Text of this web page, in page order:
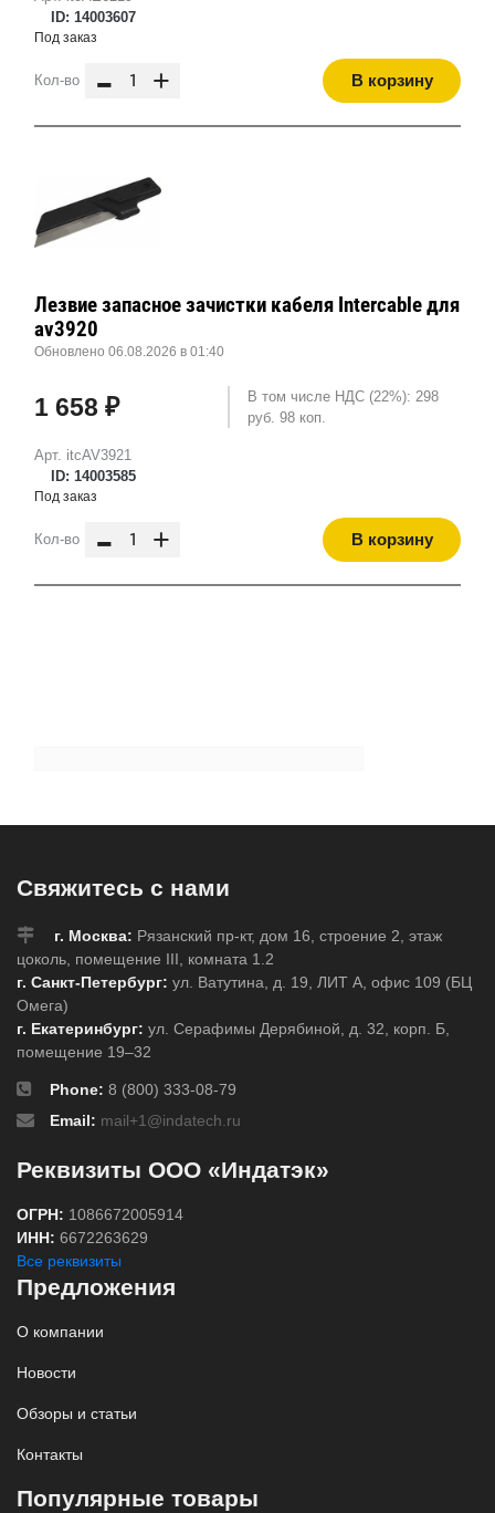
ID: 14003607
Под заказ
Кол-во - + В корзину
Арт. itcAV3921
ID: 14003585
Лезвие запасное зачистки кабеля Intercable для
av3920
Обновлено 06.08.2026 в 01:40
1 658 ₽
В том числе НДС (22%): 298
руб. 98 коп.
Под заказ
Кол-во - + В корзину
Свяжитесь с нами
г. Москва: Рязанский пр-кт, дом 16, строение 2, этаж
цоколь, помещение III, комната 1.2
г. Санкт-Петербург: ул. Ватутина, д. 19, ЛИТ А, офис 109 (БЦ
Омега)
г. Екатеринбург: ул. Серафимы Дерябиной, д. 32, корп. Б,
помещение 19–32
Phone: 8 (800) 333-08-79
Email: mail+1@indatech.ru
Реквизиты ООО «Индатэк»
ОГРН: 1086672005914
ИНН: 6672263629
Все реквизиты
Предложения
О компании
Новости
Обзоры и статьи
Контакты
Популярные товары